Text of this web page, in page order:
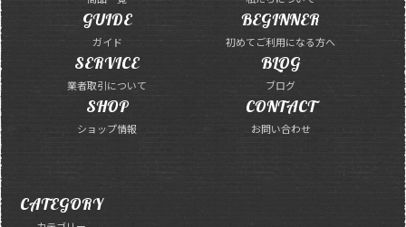
GUIDE
ガイド
BEGINNER
初めてご利用になる方へ
SERVICE
業者取引について
BLOG
ブログ
SHOP
ショップ情報
CONTACT
お問い合わせ
CATEGORY